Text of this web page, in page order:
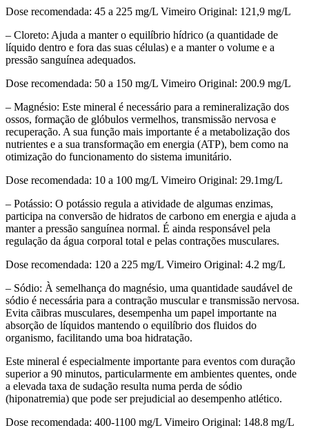
Dose recomendada: 45 a 225 mg/L Vimeiro Original: 121,9 mg/L
– Cloreto: Ajuda a manter o equilíbrio hídrico (a quantidade de
líquido dentro e fora das suas células) e a manter o volume e a
pressão sanguínea adequados.
Dose recomendada: 50 a 150 mg/L Vimeiro Original: 200.9 mg/L
– Magnésio: Este mineral é necessário para a remineralização dos
ossos, formação de glóbulos vermelhos, transmissão nervosa e
recuperação. A sua função mais importante é a metabolização dos
nutrientes e a sua transformação em energia (ATP), bem como na
otimização do funcionamento do sistema imunitário.
Dose recomendada: 10 a 100 mg/L Vimeiro Original: 29.1mg/L
– Potássio: O potássio regula a atividade de algumas enzimas,
participa na conversão de hidratos de carbono em energia e ajuda a
manter a pressão sanguínea normal. É ainda responsável pela
regulação da água corporal total e pelas contrações musculares.
Dose recomendada: 120 a 225 mg/L Vimeiro Original: 4.2 mg/L
– Sódio: À semelhança do magnésio, uma quantidade saudável de
sódio é necessária para a contração muscular e transmissão nervosa.
Evita cãibras musculares, desempenha um papel importante na
absorção de líquidos mantendo o equilíbrio dos fluidos do
organismo, facilitando uma boa hidratação.
Este mineral é especialmente importante para eventos com duração
superior a 90 minutos, particularmente em ambientes quentes, onde
a elevada taxa de sudação resulta numa perda de sódio
(hiponatremia) que pode ser prejudicial ao desempenho atlético.
Dose recomendada: 400-1100 mg/L Vimeiro Original: 148.8 mg/L